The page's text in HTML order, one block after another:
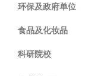
环保及政府单位
食品及化妆品
科研院校